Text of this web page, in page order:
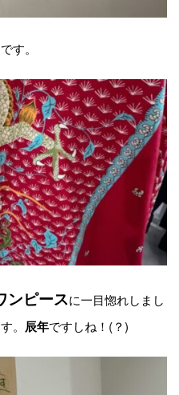
です。
ンピースに一目惚れしまし
。 辰年ですしね！(？)